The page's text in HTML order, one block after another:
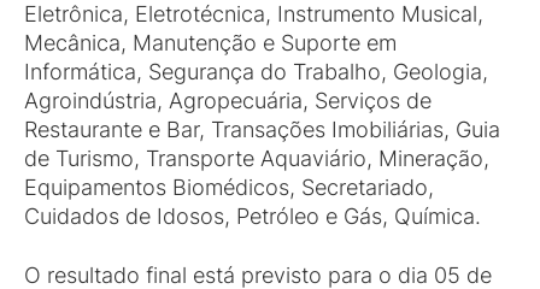
Eletrônica, Eletrotécnica, Instrumento Musical,
Mecânica, Manutenção e Suporte em
Informática, Segurança do Trabalho, Geologia,
Agroindústria, Agropecuária, Serviços de
Restaurante e Bar, Transações Imobiliárias, Guia
de Turismo, Transporte Aquaviário, Mineração,
Equipamentos Biomédicos, Secretariado,
Cuidados de Idosos, Petróleo e Gás, Química.
O resultado final está previsto para o dia 05 de